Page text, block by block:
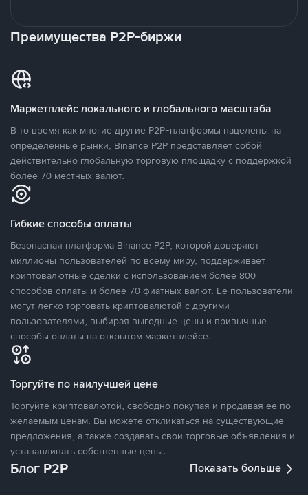
Преимущества P2P-биржи
Маркетплейс локального и глобального масштаба
В то время как многие другие P2P-платформы нацелены на
определенные рынки, Binance P2P представляет собой
действительно глобальную торговую площадку с поддержкой
более 70 местных валют.
Гибкие способы оплаты
Безопасная платформа Binance P2P, которой доверяют
миллионы пользователей по всему миру, поддерживает
криптовалютные сделки с использованием более 800
способов оплаты и более 70 фиатных валют. Ее пользователи
могут легко торговать криптовалютой с другими
пользователями, выбирая выгодные цены и привычные
способы оплаты на открытом маркетплейсе.
Торгуйте по наилучшей цене
Торгуйте криптовалютой, свободно покупая и продавая ее по
желаемым ценам. Вы можете откликаться на существующие
предложения, а также создавать свои торговые объявления и
устанавливать собственные цены.
Блог P2P Показать больше